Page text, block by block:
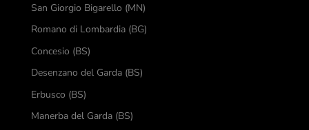
San Giorgio Bigarello (MN)
Romano di Lombardia (BG)
Concesio (BS)
Desenzano del Garda (BS)
Erbusco (BS)
Manerba del Garda (BS)